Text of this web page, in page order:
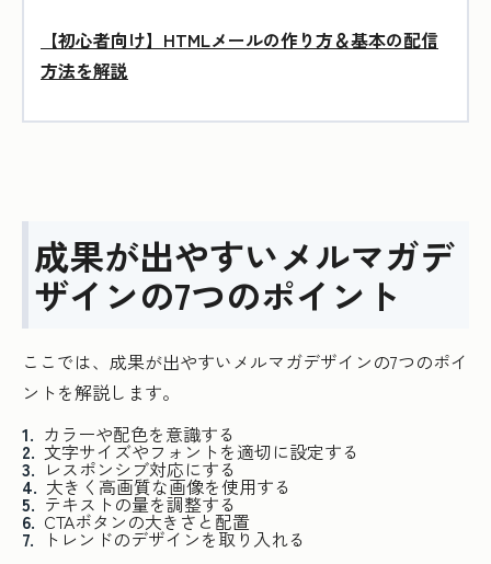
【初心者向け】HTMLメールの作り方＆基本の配信
方法を解説
成果が出やすいメルマガデ
ザインの7つのポイント
ここでは、成果が出やすいメルマガデザインの7つのポイ
ントを解説します。
カラーや配色を意識する
文字サイズやフォントを適切に設定する
レスポンシブ対応にする
大きく高画質な画像を使用する
テキストの量を調整する
CTAボタンの大きさと配置
トレンドのデザインを取り入れる